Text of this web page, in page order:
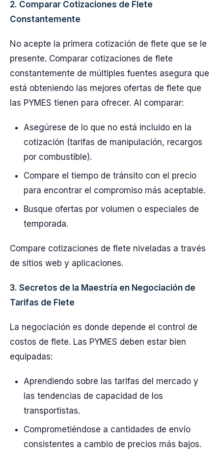
2. Comparar Cotizaciones de Flete
Constantemente
No acepte la primera cotización de flete que se le
presente. Comparar cotizaciones de flete
constantemente de múltiples fuentes asegura que
está obteniendo las mejores ofertas de flete que
las PYMES tienen para ofrecer. Al comparar:
Asegúrese de lo que no está incluido en la
cotización (tarifas de manipulación, recargos
por combustible).
Compare el tiempo de tránsito con el precio
para encontrar el compromiso más aceptable.
Busque ofertas por volumen o especiales de
temporada.
Compare cotizaciones de flete niveladas a través
de sitios web y aplicaciones.
3. Secretos de la Maestría en Negociación de
Tarifas de Flete
La negociación es donde depende el control de
costos de flete. Las PYMES deben estar bien
equipadas:
Aprendiendo sobre las tarifas del mercado y
las tendencias de capacidad de los
transportistas.
Comprometiéndose a cantidades de envío
consistentes a cambio de precios más bajos.